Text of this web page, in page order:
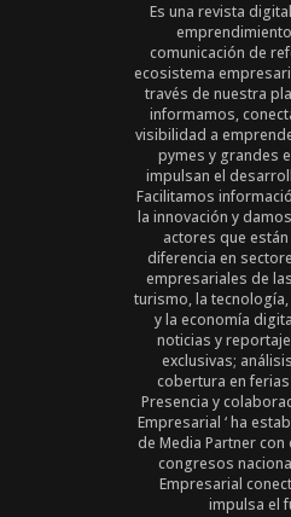
Es una revista
comunicación de
ecosistema
través de nuestra
informamos,
visibilidad a
pymes y grandes
impulsan el
Facilitamos
la innovación y
actores que
diferencia en
empresariales de
turismo, la
y la economía
noticias y
exclusivas;
cobertura en
Presencia y
Empresarial ‘ ha
de Media Partner
congresos
Empresarial
impulsa el